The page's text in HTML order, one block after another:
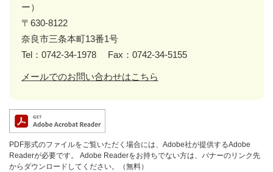
ー）
〒630-8122
奈良市三条本町13番1号
Tel：0742-34-1978
Fax：0742-34-5155
メールでのお問い合わせはこちら
PDF形式のファイルをご覧いただく場合には、Adobe社が提供するAdobe
Readerが必要です。
Adobe Readerをお持ちでない方は、バナーのリンク先
からダウンロードしてください。（無料）